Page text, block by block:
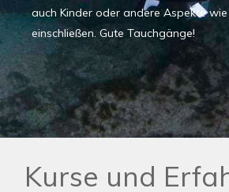
auch Kinder oder andere Aspekte
einschließen. Gute Tauchgänge!
Kurse und